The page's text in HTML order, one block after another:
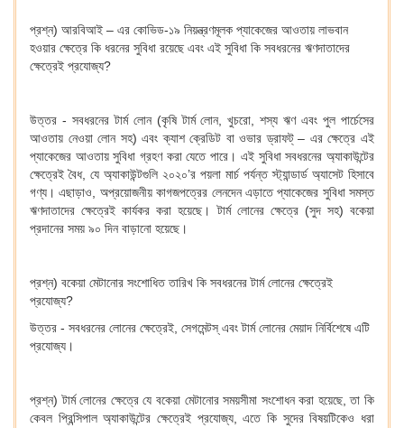
প্রশ্ন) আরবিআই – এর কোভিড-১৯ নিয়ন্ত্রণমূলক প্যাকেজের আওতায় লাভবান
হওয়ার ক্ষেত্রে কি ধরনের সুবিধা রয়েছে এবং এই সুবিধা কি সবধরনের ঋণদাতাদের
ক্ষেত্রেই প্রযোজ্য?
উত্তর - সবধরনের টার্ম লোন (কৃষি টার্ম লোন, খুচরো, শস্য ঋণ এবং পুল পার্চেসের
আওতায় নেওয়া লোন সহ) এবং ক্যাশ ক্রেডিট বা ওভার ড্রাফট্‌ – এর ক্ষেত্রে এই
প্যাকেজের আওতায় সুবিধা গ্রহণ করা যেতে পারে। এই সুবিধা সবধরনের অ্যাকাউন্টের
ক্ষেত্রেই বৈধ, যে অ্যাকাউন্টগুলি ২০২০’র পয়লা মার্চ পর্যন্ত স্ট্যান্ডার্ড অ্যাসেট হিসাবে
গণ্য। এছাড়াও, অপ্রয়োজনীয় কাগজপত্রের লেনদেন এড়াতে প্যাকেজের সুবিধা সমস্ত
ঋণদাতাদের ক্ষেত্রেই কার্যকর করা হয়েছে। টার্ম লোনের ক্ষেত্রে (সুদ সহ) বকেয়া
প্রদানের সময় ৯০ দিন বাড়ানো হয়েছে।
প্রশ্ন) বকেয়া মেটানোর সংশোধিত তারিখ কি সবধরনের টার্ম লোনের ক্ষেত্রেই
প্রযোজ্য?
উত্তর - সবধরনের লোনের ক্ষেত্রেই, সেগমেন্টস্‌ এবং টার্ম লোনের মেয়াদ নির্বিশেষে এটি
প্রযোজ্য।
প্রশ্ন) টার্ম লোনের ক্ষেত্রে যে বকেয়া মেটানোর সময়সীমা সংশোধন করা হয়েছে, তা কি
কেবল প্রিন্সিপাল অ্যাকাউন্টের ক্ষেত্রেই প্রযোজ্য, এতে কি সুদের বিষয়টিকেও ধরা